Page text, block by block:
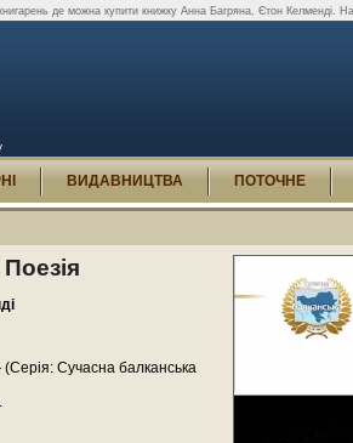
де можна купити книжку Анна Багряна, Єтон Келменді.
ВИДАВНИЦТВА ПОТОЧНЕ
Сучасна балканська